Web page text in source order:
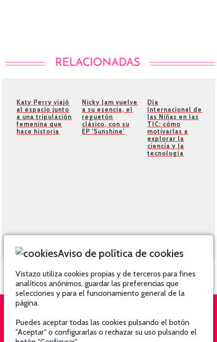
Katy Perry viajó
al espacio junto
a una tripulación
femenina que
hace historia
Nicky Jam vuelve
a su esencia, el
reguetón
clásico, con su
EP 'Sunshine'
Día
Internacional de
las Niñas en las
TIC: cómo
motivarlas a
explorar la
ciencia y la
tecnología
QUIÉNES SOMOS SUSCRÍBETE
Aviso de política de cookies
Vistazo utiliza cookies propias y de terceros para fines
analíticos anónimos, guardar las preferencias que
selecciones y para el funcionamiento general de la
página.
Puedes aceptar todas las cookies pulsando el botón
"Aceptar" o configurarlas o rechazar su uso pulsando el